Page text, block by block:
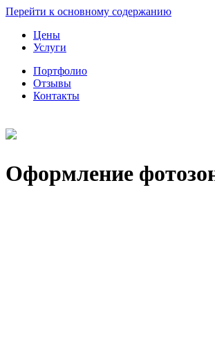
Перейти к основному содержанию
Цены
Услуги
Портфолио
Отзывы
Контакты
Оформление